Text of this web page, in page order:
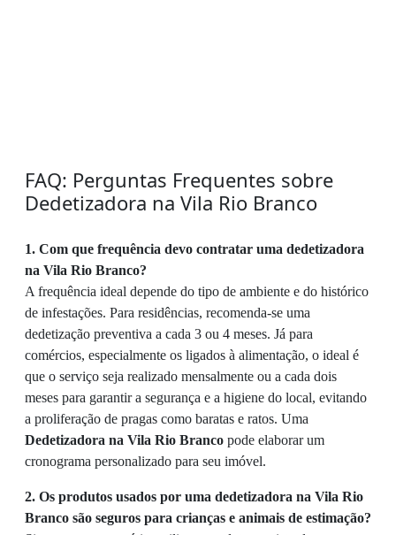
FAQ: Perguntas Frequentes sobre
Dedetizadora na Vila Rio Branco
1. Com que frequência devo contratar uma dedetizadora
na Vila Rio Branco?
A frequência ideal depende do tipo de ambiente e do histórico
de infestações. Para residências, recomenda-se uma
dedetização preventiva a cada 3 ou 4 meses. Já para
comércios, especialmente os ligados à alimentação, o ideal é
que o serviço seja realizado mensalmente ou a cada dois
meses para garantir a segurança e a higiene do local, evitando
a proliferação de pragas como baratas e ratos. Uma
Dedetizadora na Vila Rio Branco pode elaborar um
cronograma personalizado para seu imóvel.
2. Os produtos usados por uma dedetizadora na Vila Rio
Branco são seguros para crianças e animais de estimação?